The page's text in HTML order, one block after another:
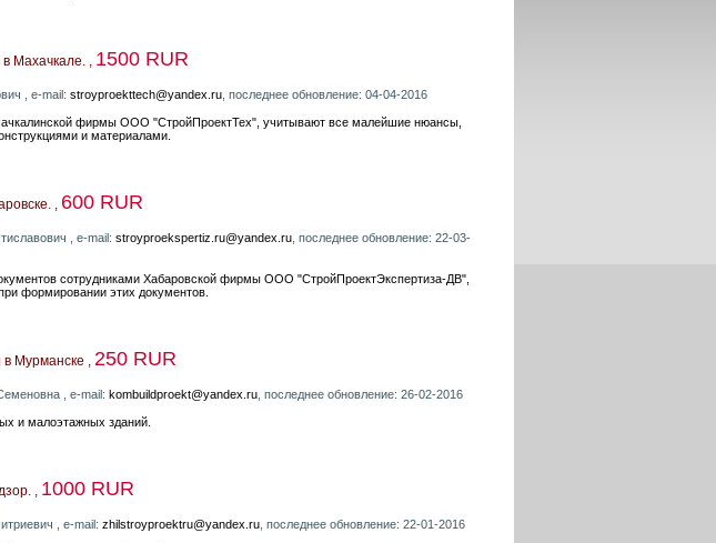
Махачкале. , 1500 RUR
, e-mail: stroyproekttech@yandex.ru , последнее обновление: 04-04-2016
фирмы ООО "СтройПроектТех", учитывают все малейшие нюансы,
и материалами.
, 600 RUR
, e-mail: stroyproekspertiz.ru@yandex.ru , последнее обновление: 22-03-
сотрудниками Хабаровской фирмы ООО "СтройПроектЭкспертиза-ДВ",
формировании этих документов.
в Мурманске , 250 RUR
, e-mail: kombuildproekt@yandex.ru , последнее обновление: 26-02-2016
и малоэтажных зданий.
, 1000 RUR
, e-mail: zhilstroyproektru@yandex.ru , последнее обновление: 22-01-2016